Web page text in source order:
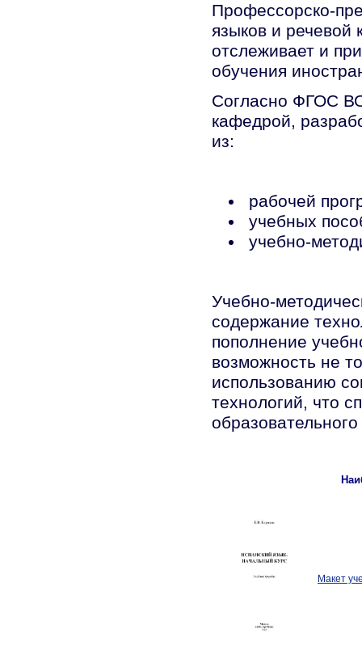
Профессорско-
языков и речевой
отслеживает и
обучения
Согласно ФГОС
кафедрой,
из:
рабочей
учебных
учебно-
Учебно-
содержание
пополнение
возможность не
использованию
технологий, что
Макет